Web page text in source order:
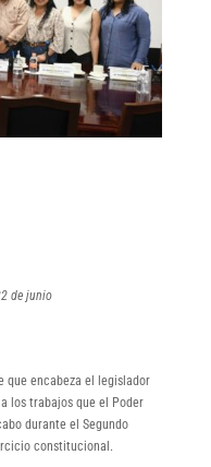
de junio
que encabeza el legislador
los trabajos que el Poder
durante el Segundo
constitucional.